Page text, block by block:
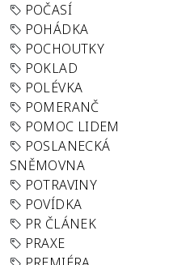
POČASÍ
POHÁDKA
POCHOUTKY
POKLAD
POLÉVKA
POMERANČ
POMOC LIDEM
POSLANECKÁ
SNĚMOVNA
POTRAVINY
POVÍDKA
PR ČLÁNEK
PRAXE